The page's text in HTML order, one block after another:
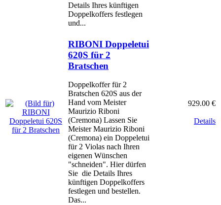
Details Ihres künftigen
Doppelkoffers festlegen
und...
RIBONI Doppeletui
620S für 2
Bratschen
Doppelkoffer für 2
Bratschen 620S aus der
Hand vom Meister
Maurizio Riboni
(Cremona) Lassen Sie
Meister Maurizio Riboni
(Cremona) ein Doppeletui
für 2 Violas nach Ihren
eigenen Wünschen
"schneiden". Hier dürfen
Sie die Details Ihres
künftigen Doppelkoffers
festlegen und bestellen.
Das...
929.00 €
Details